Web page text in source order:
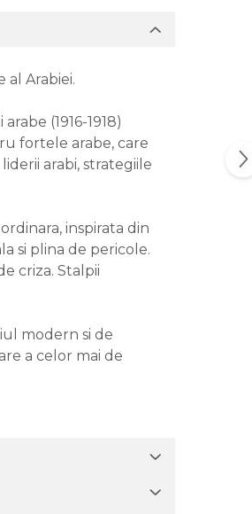
al Arabiei.
(1916-1918)
fortele arabe, care
arabi, strategiile
inspirata din
si plina de pericole.
criza. Stalpii
modern si de
a celor mai de